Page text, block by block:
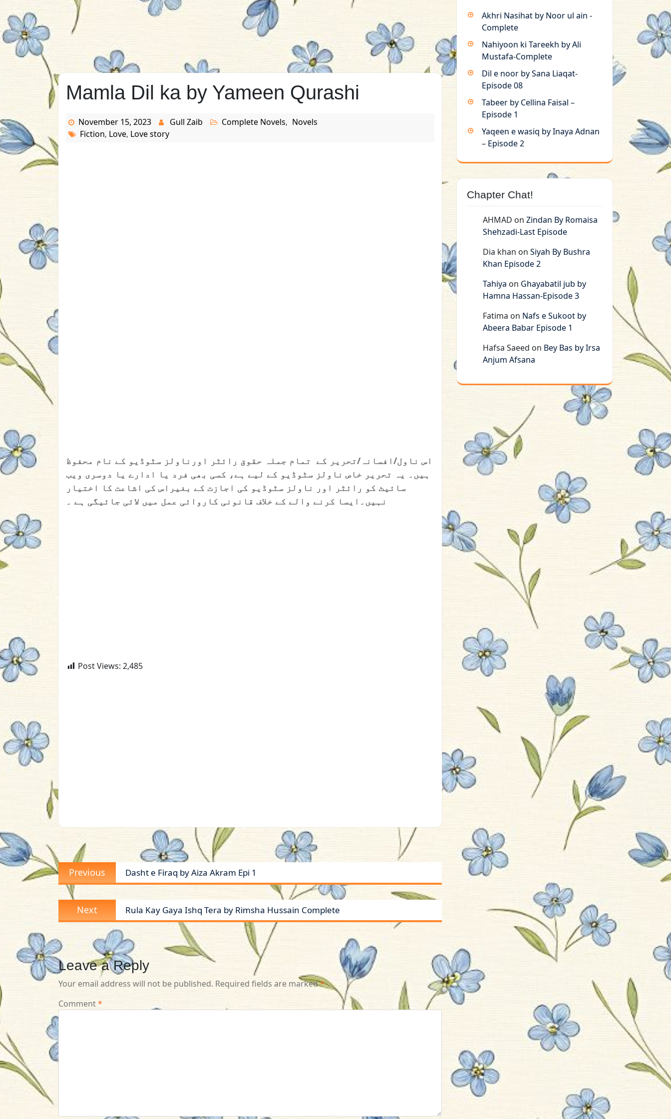
Mamla Dil ka by Yameen Qurashi
November 15, 2023 Gull Zaib Complete Novels, Novels
Fiction, Love, Love story
اس ناول/افسانہ/تحریر کے تمام جملہ حقوق رائٹر اورناولز سٹوڈیو کے نام محفوظ
ہیں۔ یہ تحریر خاص ناولز سٹوڈیو کے لیے ہے، کسی بھی فرد یا ادارے یا دوسری ویب
سائیٹ کو رائٹر اور ناولز سٹوڈیو کی اجازت کے بغیراس کی اشاعت کا اختیار
نہیں۔ ایسا کرنے والے کے خلاف قانونی کاروائی عمل میں لائی جائیگی ہے ۔
Post Views: 2,485
Post
navigation
Previous
Previous
post:
Dasht e Firaq by Aiza Akram Epi 1
Next
Next
post:
Rula Kay Gaya Ishq Tera by Rimsha Hussain Complete
Leave a Reply
Your email address will not be published. Required fields are marked*
Comment*
Akhri Nasihat by Noor ul ain -
Complete
Nahiyoon ki Tareekh by Ali
Mustafa-Complete
Dil e noor by Sana Liaqat-
Episode 08
Tabeer by Cellina Faisal –
Episode 1
Yaqeen e wasiq by Inaya Adnan
– Episode 2
Chapter Chat!
AHMAD on Zindan By Romaisa
Shehzadi-Last Episode
Dia khan on Siyah By Bushra
Khan Episode 2
Tahiya on Ghayabatil jub by
Hamna Hassan-Episode 3
Fatima on Nafs e Sukoot by
Abeera Babar Episode 1
Hafsa Saeed on Bey Bas by Irsa
Anjum Afsana